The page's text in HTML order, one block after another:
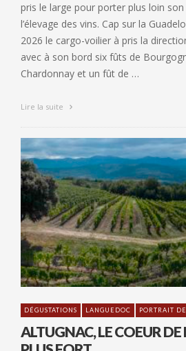
pris le large pour porter plus loin
l’élevage des vins. Cap sur la
2026 le cargo-voilier à pris la
avec à son bord six fûts de
Chardonnay et un fût de …
Lire la suite
DÉGUSTATIONS LANGUEDOC PORTRAIT
ALTUGNAC, LE COEUR DE